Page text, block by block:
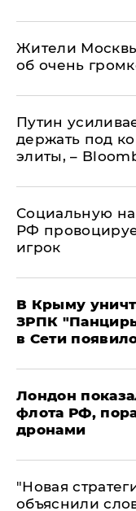
Жители
об очень
Путин
держать под
элиты, –
Социальную
РФ
игрок
В Крыму
ЗРПК
в Сети
Лондон
флота РФ,
дронами
"Новая
объяснили